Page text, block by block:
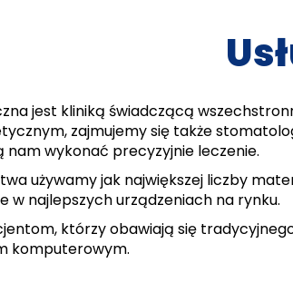
jest kliniką świadczącą
zajmujemy się także
nam wykonać precyzyjnie leczenie.
używamy jak największej liczby
w najlepszych urządzeniach na rynku.
którzy obawiają się
komputerowym.